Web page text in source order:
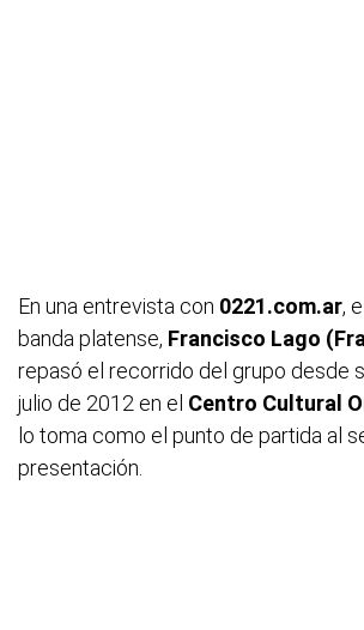
En una entrevista con 0221.com.ar,
banda platense, Francisco Lago
repasó el recorrido del grupo desde
julio de 2012 en el Centro Cultural
lo toma como el punto de partida al
presentación.